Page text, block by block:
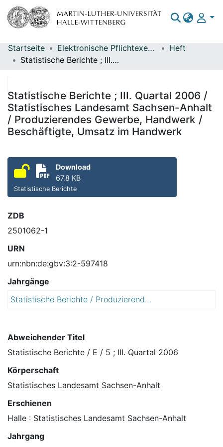
Bereiche & Sammlungen
Statistiken
Startseite Elektronische Pflichtexemplare
Heft
Statistische Berichte ; III. Quartal 2006 / Statistisches Landesamt Sachsen-Anhalt / Produzierendes Gewerbe, Handwerk / Beschäftigte, Umsatz im Handwerk
Statistische Berichte ; III. Quartal 2006 /
Statistisches Landesamt Sachsen-Anhalt
/ Produzierendes Gewerbe, Handwerk /
Beschäftigte, Umsatz im Handwerk
Download
67.8 KB
Statistische Berichte
ZDB
2501062-1
URN
urn:nbn:de:gbv:3:2-597418
Jahrgänge
Statistische Berichte / Produzierendes Gewerbe, Handwerk / Beschäftigte, Umsatz im Handwerk
Abweichender Titel
Statistische Berichte / E / 5 ; III. Quartal 2006
Körperschaft
Statistisches Landesamt Sachsen-Anhalt
Erschienen
Halle : Statistisches Landesamt Sachsen-Anhalt
Jahrgang